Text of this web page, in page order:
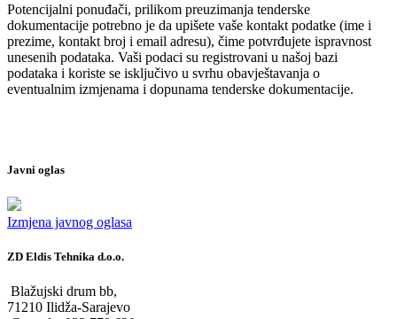
Potencijalni ponuđači, prilikom preuzimanja tenderske
dokumentacije potrebno je da upišete vaše kontakt podatke (ime i
prezime, kontakt broj i email adresu), čime potvrđujete ispravnost
unesenih podataka. Vaši podaci su registrovani u našoj bazi
podataka i koriste se isključivo u svrhu obavještavanja o
eventualnim izmjenama i dopunama tenderske dokumentacije.
Javni oglas
Izmjena javnog oglasa
ZD Eldis Tehnika d.o.o.
Blažujski drum bb,
71210 Ilidža-Sarajevo